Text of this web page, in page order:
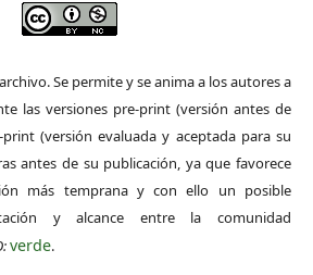
Se permite y se anima a los autores a
las versiones pre-print (versión antes de
(versión evaluada y aceptada para su
antes de su publicación, ya que favorece
más temprana y con ello un posible
y alcance entre la comunidad
verde.